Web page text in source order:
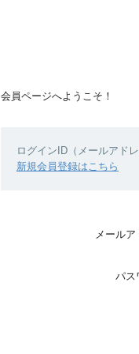
会員ページへようこそ！
ログインID（メールアド
新規会員登録はこちら
メールア
パス